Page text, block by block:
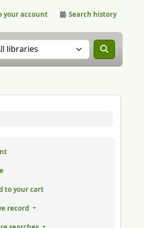
your account Search history
the catalog in:
to your cart
record